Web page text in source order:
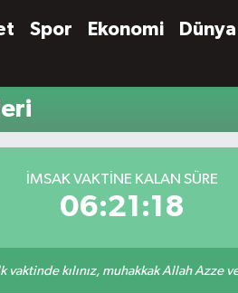
Spor Ekonomi Dünya
İMSAK VAKTINE KALAN SÜRE
06:21:18
vaktinde kılınız, muhakkak Allah